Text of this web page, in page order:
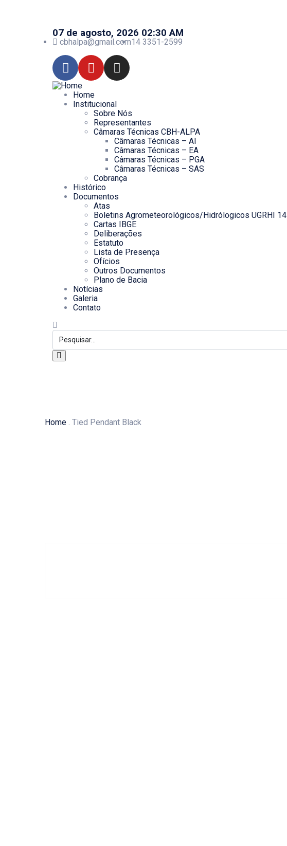
07 de agosto, 2026 02:30 AM
cbhalpa@gmail.com14 3351-2599
Home
Institucional
Sobre Nós
Representantes
Câmaras Técnicas CBH-ALPA
Câmaras Técnicas – AI
Câmaras Técnicas – EA
Câmaras Técnicas – PGA
Câmaras Técnicas – SAS
Cobrança
Histórico
Documentos
Atas
Boletins Agrometeorológicos/Hidrólogicos UGRHI 14
Cartas IBGE
Deliberações
Estatuto
Lista de Presença
Ofícios
Outros Documentos
Plano de Bacia
Notícias
Galeria
Contato
Home Tied Pendant Black